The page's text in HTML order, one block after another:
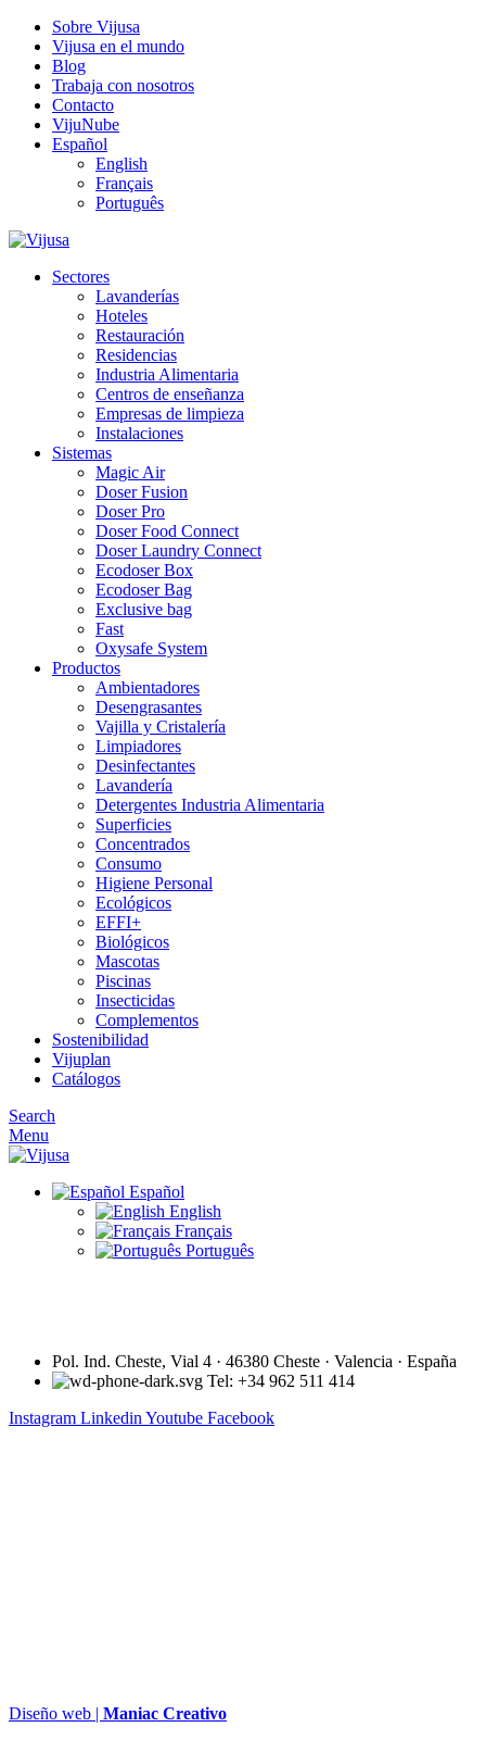
Sobre Vijusa
Vijusa en el mundo
Blog
Trabaja con nosotros
Contacto
VijuNube
Español
English
Français
Português
Sectores
Lavanderías
Hoteles
Restauración
Residencias
Industria Alimentaria
Centros de enseñanza
Empresas de limpieza
Instalaciones
Sistemas
Magic Air
Doser Fusion
Doser Pro
Doser Food Connect
Doser Laundry Connect​
Ecodoser Box
Ecodoser Bag
Exclusive bag
Fast
Oxysafe System
Productos
Ambientadores
Desengrasantes
Vajilla y Cristalería
Limpiadores
Desinfectantes
Lavandería
Detergentes Industria Alimentaria
Superficies
Concentrados
Consumo
Higiene Personal
Ecológicos
EFFI+
Biológicos
Mascotas
Piscinas
Insecticidas
Complementos
Sostenibilidad
Vijuplan
Catálogos
Search
Menu
Español
English
Français
Português
Pol. Ind. Cheste, Vial 4 · 46380 Cheste · Valencia · España
Tel: +34 962 511 414
Instagram Linkedin Youtube Facebook
Diseño web | Maniac Creativo